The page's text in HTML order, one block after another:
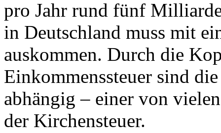
pro Jahr rund fünf
in Deutschland muss mit
auskommen. Durch die
Einkommenssteuer sind
abhängig – einer von
der Kirchensteuer.